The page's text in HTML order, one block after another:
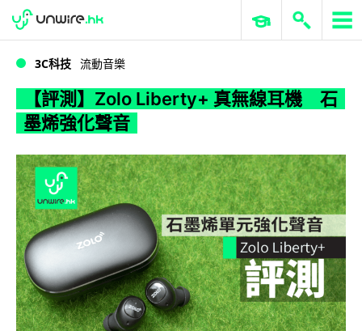
WWDC 2026 ERP 與商業 AI
3C科技 流動音樂
【評測】Zolo Liberty+ 真無線耳機 石
墨烯強化聲音